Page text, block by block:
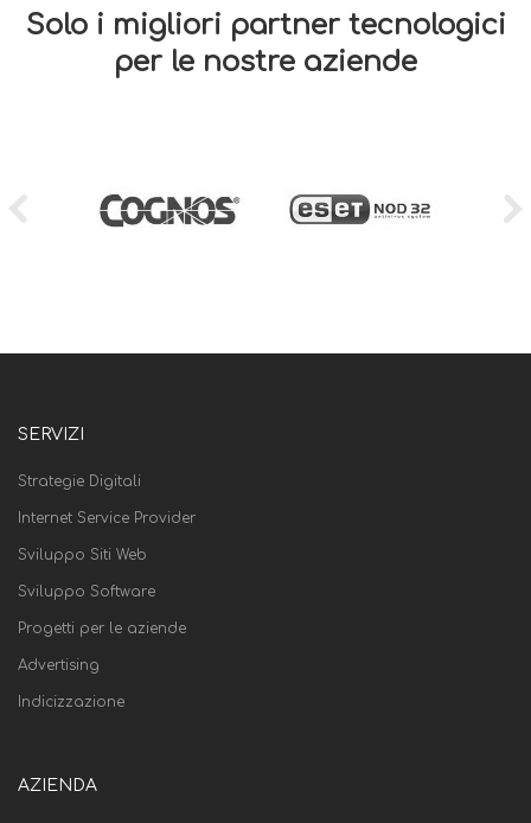
Solo i migliori partner tecnologici
per le nostre aziende
SERVIZI
Strategie Digitali
Internet Service Provider
Sviluppo Siti Web
Sviluppo Software
Progetti per le aziende
Advertising
Indicizzazione
AZIENDA